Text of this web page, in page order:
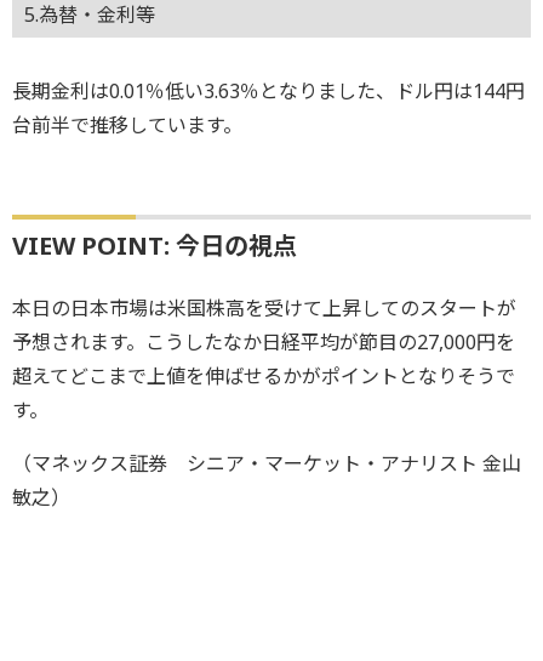
5.為替・金利等
長期金利は0.01％低い3.63％となりました、ドル円は144円
台前半で推移しています。
VIEW POINT: 今日の視点
本日の日本市場は米国株高を受けて上昇してのスタートが
予想されます。こうしたなか日経平均が節目の27,000円を
超えてどこまで上値を伸ばせるかがポイントとなりそうで
す。
（マネックス証券 シニア・マーケット・アナリスト 金山
敏之）